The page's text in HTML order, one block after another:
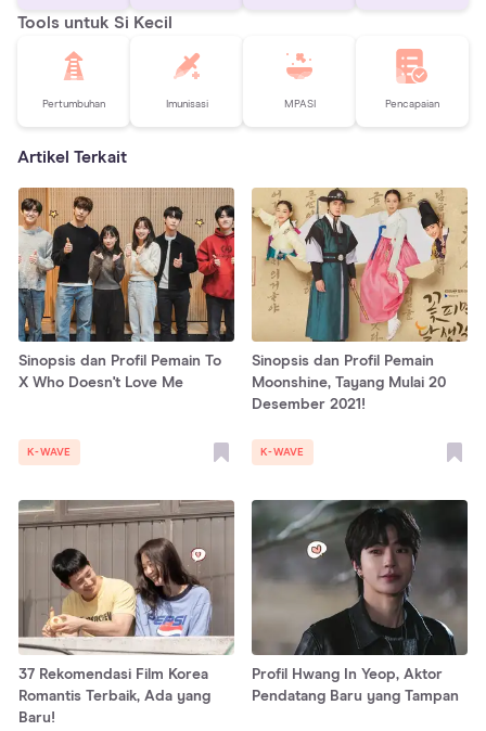
Tools untuk Si Kecil
Pertumbuhan Imunisasi MPASI Pencapaian
Artikel Terkait
Sinopsis dan Profil Pemain To
X Who Doesn't Love Me
K-WAVE
Sinopsis dan Profil Pemain
Moonshine, Tayang Mulai 20
Desember 2021!
K-WAVE
37 Rekomendasi Film Korea
Romantis Terbaik, Ada yang
Baru!
Profil Hwang In Yeop, Aktor
Pendatang Baru yang Tampan